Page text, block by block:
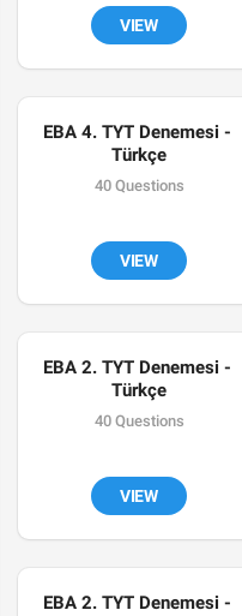
VIEW
EBA 4. TYT Denemesi -
Türkçe
40 Questions
VIEW
EBA 2. TYT Denemesi -
Türkçe
40 Questions
VIEW
EBA 2. TYT Denemesi -